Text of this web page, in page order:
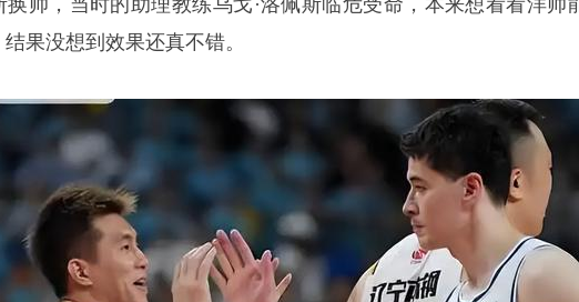
换帅，当时的助理教练乌戈·洛佩斯临危受命，本来想看看洋帅
果没想到效果还真不错。